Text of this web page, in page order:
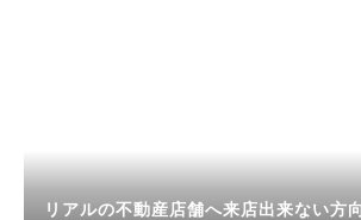
リアルの不動産店舗へ来店出来ない方